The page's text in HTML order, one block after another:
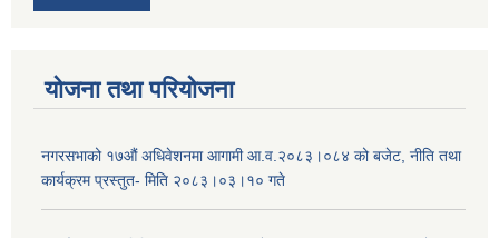
योजना तथा परियोजना
नगरसभाको १७औं अधिवेशनमा आगामी आ.व.२०८३।०८४ को बजेट, नीति तथा
कार्यक्रम प्रस्तुत- मिति २०८३।०३।१० गते